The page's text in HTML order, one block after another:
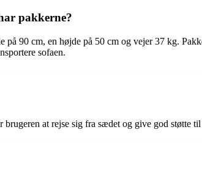
pakkerne?
på 90 cm, en højde på 50 cm og vejer 37 kg.
sofaen.
at rejse sig fra sædet og give god støtte til